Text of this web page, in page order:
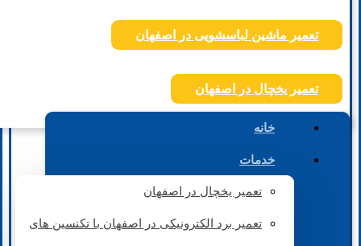
تعمیر ماشین لباسشویی در اصفهان
تعمیر یخچال در اصفهان
خانه
خدمات
تعمیر یخچال در اصفهان
تعمیر برد الکترونیکی در اصفهان با تکنسین های